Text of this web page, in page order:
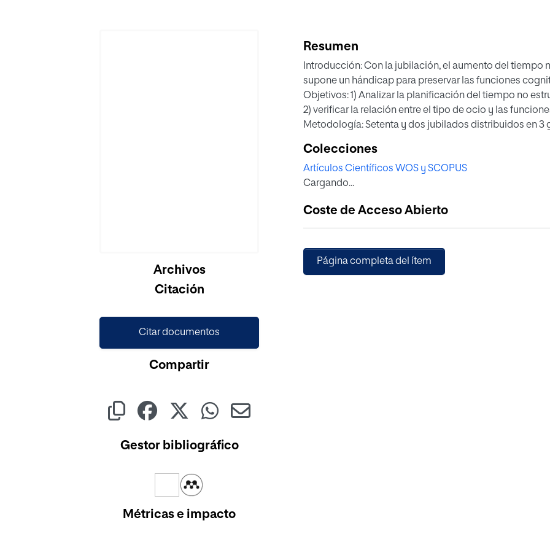
Archivos
Citación
Citar documentos
Compartir
Gestor bibliográfico
Métricas e impacto
Resumen
Introducción: Con la jubilación, el aumento del tiempo
supone un hándicap para preservar las funciones
Objetivos: 1) Analizar la planificación del tiempo no
2) verificar la relación entre el tipo de ocio y las
Metodología: Setenta y dos jubilados distribuidos en 3
refleja las actividades realizadas un día normal, y
Resultados: Análisis de varianza y comparaciones post
más precisión la distribución del tiempo y ambos
y G3, que principalmente ven la televisión y duermen la
significativamente mejores en G1 que en los otros
con una planificación más variada e intensa del tiempo
cognitivo.
Colecciones
Artículos Científicos WOS y SCOPUS
Cargando...
Coste de Acceso Abierto
Página completa del ítem